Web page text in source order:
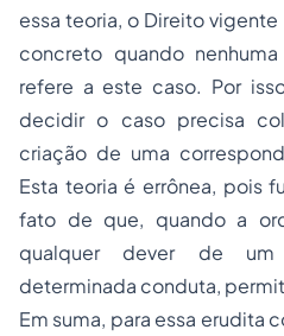
essa teoria, o Direito
concreto quando
refere a este caso. Por
decidir o caso precisa
criação de uma
Esta teoria é errônea, pois
fato de que, quando a
qualquer dever de um
determinada conduta,
Em suma, para essa erudita